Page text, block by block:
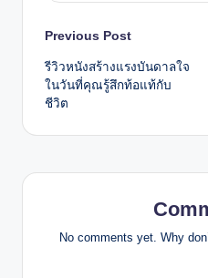
Post
navigation
Previous Post
รีวิวหนังสร้างแรงบันดาลใจ
ในวันที่คุณรู้สึกท้อแท้กับ
ชีวิต
No comments yet. Why